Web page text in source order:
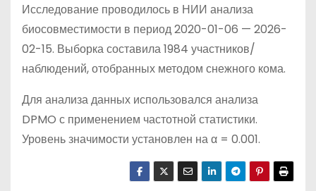
Исследование проводилось в НИИ анализа
биосовместимости в период 2020-01-06 — 2026-
02-15. Выборка составила 1984 участников/
наблюдений, отобранных методом снежного кома.
Для анализа данных использовался анализа
DPMO с применением частотной статистики.
Уровень значимости установлен на α = 0.001.